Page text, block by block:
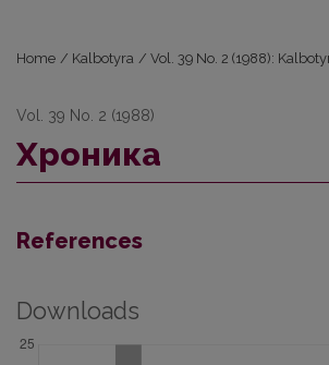
Home / Kalbotyra / Vol. 39 No. 2 (1988):
Vol. 39 No. 2 (1988)
Хроника
References
Downloads